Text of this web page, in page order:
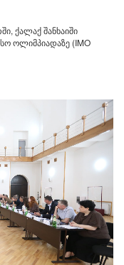
ქალაქ შანხაიში
ოლიმპიადაზე (IMO